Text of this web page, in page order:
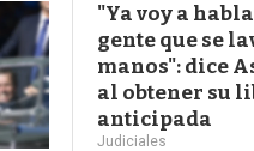
"Ya voy a
gente que se
manos": dice
al obtener su
anticipada
Judiciales